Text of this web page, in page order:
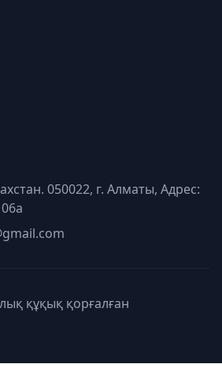
050022, г. Алматы, Адрес:
құқық қорғалған